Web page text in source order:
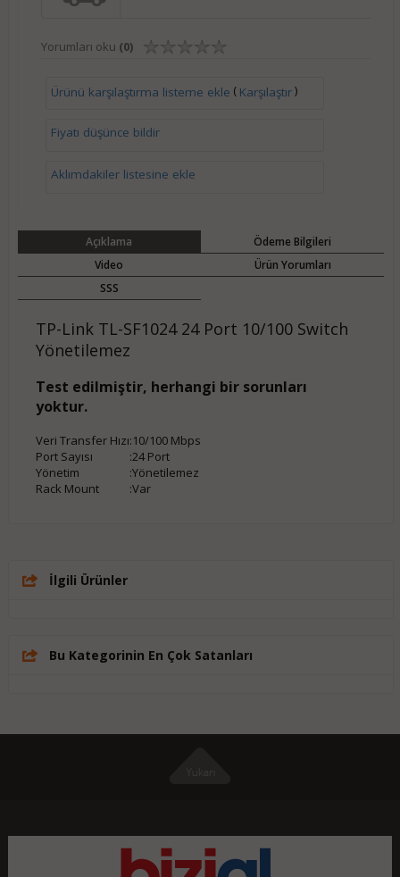
Yorumları oku (0)
Ürünü karşılaştırma listeme ekle ( Karşılaştır)
Fiyatı düşünce bildir
Aklımdakiler listesine ekle
Açıklama
Ödeme Bilgileri
Video
Ürün Yorumları
SSS
TP-Link TL-SF1024 24 Port 10/100 Switch
Yönetilemez
Test edilmiştir, herhangi bir sorunları
yoktur.
Veri Transfer Hızı:10/100 Mbps
Port Sayısı
:24 Port
Yönetim
:Yönetilemez
Rack Mount
:Var
İlgili Ürünler
Bu Kategorinin En Çok Satanları